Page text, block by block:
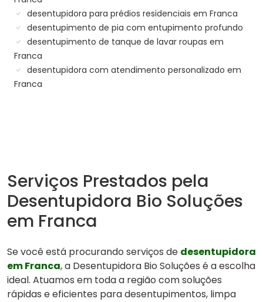
desentupidora para prédios residenciais em Franca
desentupimento de pia com entupimento profundo
desentupimento de tanque de lavar roupas em
Franca
desentupidora com atendimento personalizado em
Franca
Serviços Prestados pela
Desentupidora Bio Soluções
em Franca
Se você está procurando serviços de desentupidora
em Franca, a Desentupidora Bio Soluções é a escolha
ideal. Atuamos em toda a região com soluções
rápidas e eficientes para desentupimentos, limpa